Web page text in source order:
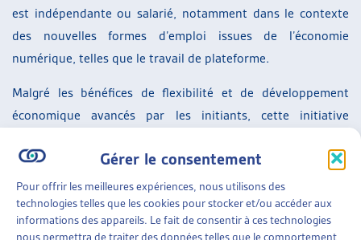
Gérer le consentement
Pour offrir les meilleures expériences, nous utilisons des
technologies telles que les cookies pour stocker et/ou accéder aux
informations des appareils. Le fait de consentir à ces technologies
nous permettra de traiter des données telles que le comportement
est indépendante ou salarié, notamment dans le contexte
des nouvelles formes d’emploi issues de l’économie
numérique, telles que le travail de plateforme.
Malgré les bénéfices de flexibilité et de développement
économique avancés par les initiants, cette initiative
complexifier les procédures juridiques, provoquer un
glissement de la responsabilité du risque vers l’individu,
affaiblir la protection sociale des travailleurs, augmenter la
précarité des employés, créer un report de charge sur la